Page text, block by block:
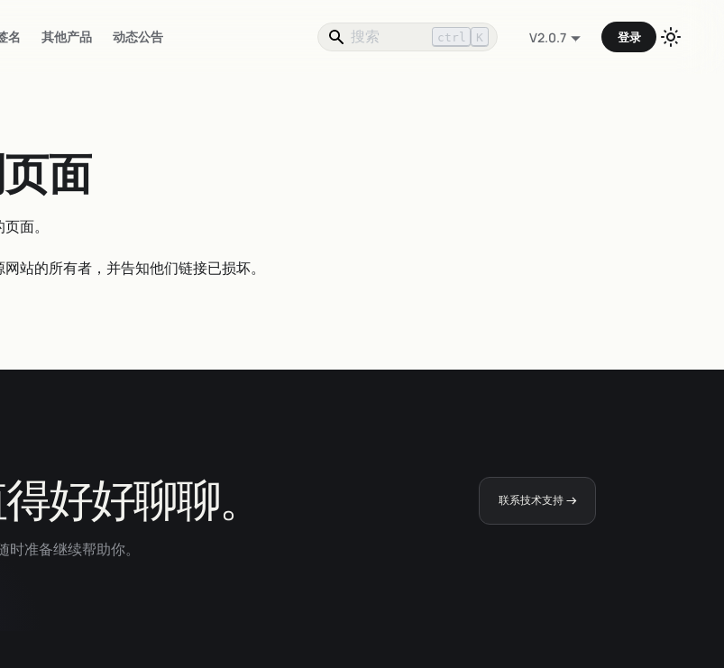
名 其他产品 动态公告 ctrl K V2.0.7 登录
面
面。
站的所有者，并告知他们链接已损坏。
好好聊聊。
准备继续帮助你。
联系技术支持